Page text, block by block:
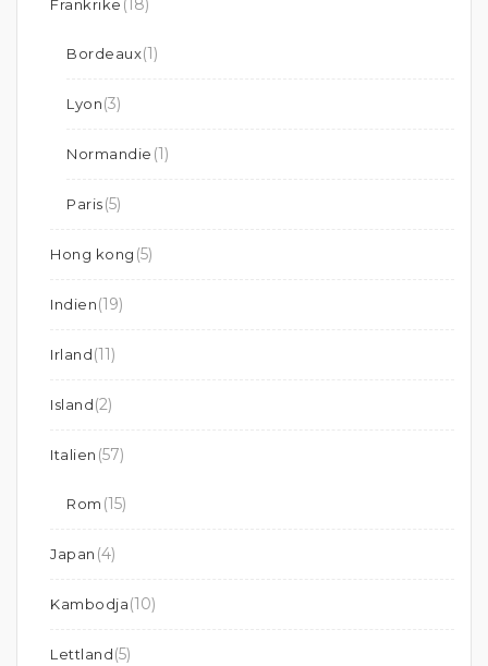
Frankrike (18)
Bordeaux(1)
Lyon(3)
Normandie (1)
Paris(5)
Hong kong (5)
Indien(19)
Irland(11)
Island(2)
Italien (57)
Rom (15)
Japan (4)
Kambodja(10)
Lettland(5)